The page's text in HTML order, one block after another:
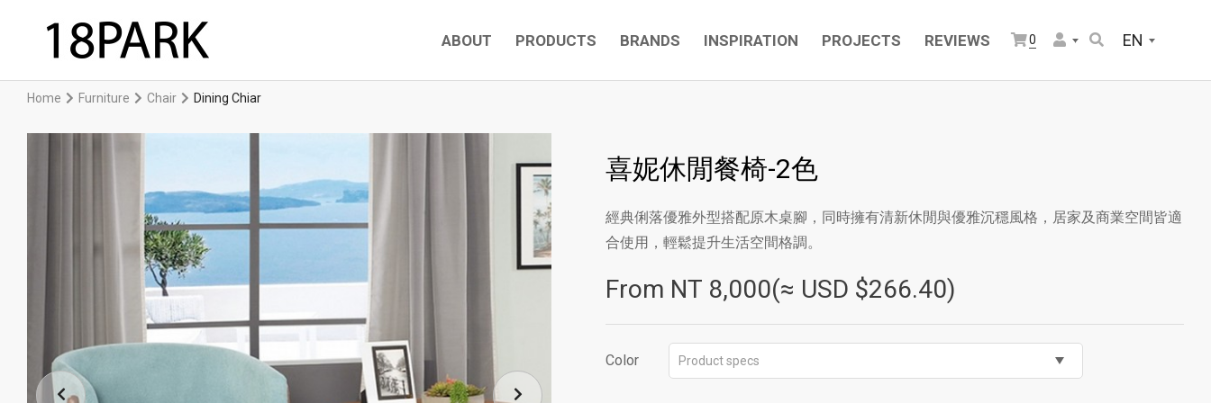
ABOUT PRODUCTS BRANDS INSPIRATION PROJECTS REVIEWS 0 EN
Home Furniture Chair Dining Chiar
喜妮休閒餐椅-2色
經典俐落優雅外型搭配原木桌腳，同時擁有清新休閒與優雅沉穩風格，居家及商業空間皆適
合使用，輕鬆提升生活空間格調。
From NT 8,000(≈ USD $266.40)
Color Product specs